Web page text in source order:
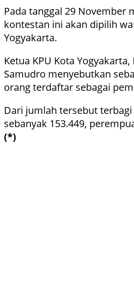
Pada tanggal 29 November
kontestan ini akan dipilih
Yogyakarta.
Ketua KPU Kota
Samudro menyebutkan
orang terdaftar sebagai
Dari jumlah tersebut
sebanyak 153.449,
(*)